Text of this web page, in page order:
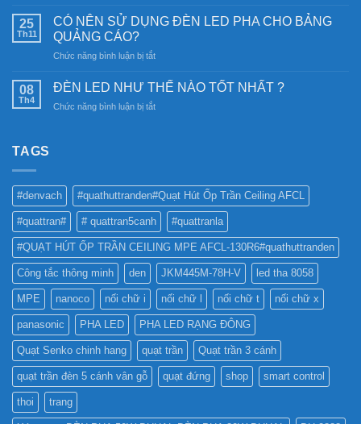
Khám
nghệ
sáng
sao
Đèn
Nam
6SS-
25
Th11
CÓ NÊN SỬ DỤNG ĐÈN LED PHA CHO BẢNG
QUẢNG CÁO?
Chức năng bình luận bị tắtở
NÊN
DỤNG
QUẢNG
CÁO?
08
Th4
ĐÈN LED NHƯ THẾ NÀO TỐT NHẤT ?
Chức năng bình luận bị tắtở
TỐT
NHẤT
?
TAGS
#denvach #quathuttranden#Quạt Hút Ốp Trần Ceiling AFCL
#quattran# # quattran5canh #quattranla
#QUẠT HÚT ỐP TRẦN CEILING MPE AFCL-130R6#quathuttranden
Công tắc thông minh den JKM445M-78H-V led tha 8058
MPE nanoco nối chữ i nối chữ l nối chữ t nối chữ x
panasonic PHA LED PHA LED RẠNG ĐÔNG
Quạt Senko chinh hang quạt trần Quạt trần 3 cánh
quạt trần đèn 5 cánh vân gỗ quạt đứng shop smart control
thoi trang